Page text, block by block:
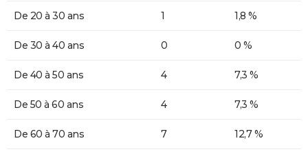
De 20 à 30 ans 1 1,8 %
De 30 à 40 ans 0 0 %
De 40 à 50 ans 4 7,3 %
De 50 à 60 ans 4 7,3 %
De 60 à 70 ans 7 12,7 %